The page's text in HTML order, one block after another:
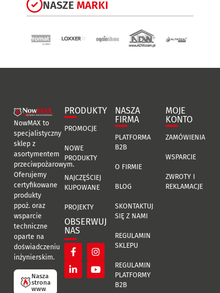
NASZE MARKI
NowMAX to
specjalistyczny
sklep z
asortymentem
przeciwpożarowym.
Oferujemy
certyfikowane
produkty
ppoż. oraz
wsparcie
techniczne
oparte na
doświadczeniu
inżynierskim.
Nasza
strona
www
PRODUKTY
PROMOCJE
NOWE
PRODUKTY
NAJCZĘŚCIEJ
KUPOWANE
PROJEKTY
OBSERWUJ
NAS
NASZA
FIRMA
PLATFORMA
B2B
O FIRMIE
BLOG
SKONTAKTUJ
SIĘ Z NAMI
REGULAMIN
SKLEPU
REGULAMIN
PLATFORMY
B2B
MOJE
KONTO
ZAMÓWIENIA
WSPARCIE
ZWROTY I
REKLAMACJE